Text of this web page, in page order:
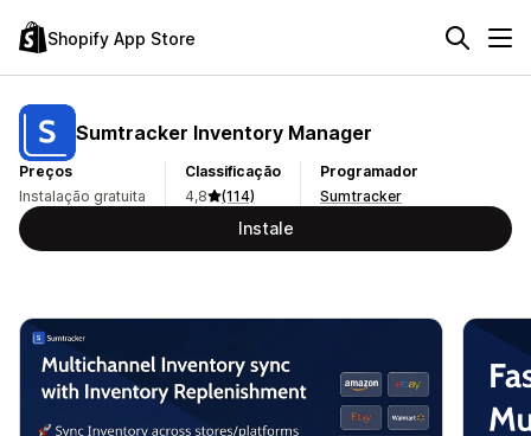
Shopify App Store
Sumtracker Inventory Manager
Preços
Instalação gratuita
Classificação
4,8
(114)
Programador
Sumtracker
Instale